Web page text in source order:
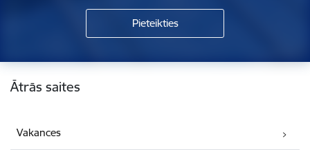
Kājene
Ātrās saites
Vakances